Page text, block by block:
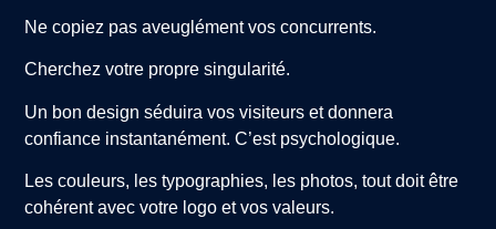
Ne copiez pas aveuglément vos concurrents.
Cherchez votre propre singularité.
Un bon design séduira vos visiteurs et donnera
confiance instantanément. C’est psychologique.
Les couleurs, les typographies, les photos, tout doit être
cohérent avec votre logo et vos valeurs.